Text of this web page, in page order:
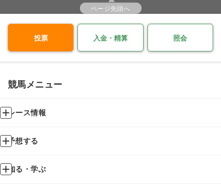
ページ先頭へ
投票 入金・精算 照会
競馬メニュー
レース情報
予想する
知る・学ぶ